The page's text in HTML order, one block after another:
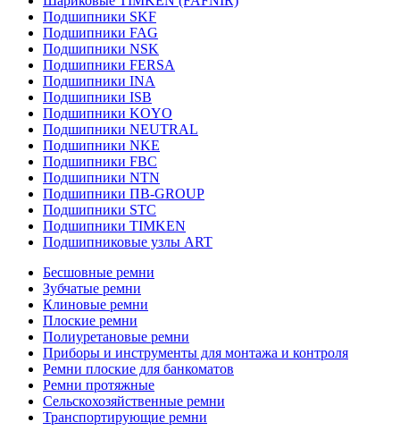
Подшипники SKF
Подшипники FAG
Подшипники NSK
Подшипники FERSA
Подшипники INA
Подшипники ISB
Подшипники KOYO
Подшипники NEUTRAL
Подшипники NKE
Подшипники FBC
Подшипники NTN
Подшипники ПВ-GROUP
Подшипники STC
Подшипники TIMKEN
Подшипниковые узлы ART
Бесшовные ремни
Зубчатые ремни
Клиновые ремни
Плоские ремни
Полиуретановые ремни
Приборы и инструменты для монтажа и контроля
Ремни плоские для банкоматов
Ремни протяжные
Сельскохозяйственные ремни
Транспортирующие ремни